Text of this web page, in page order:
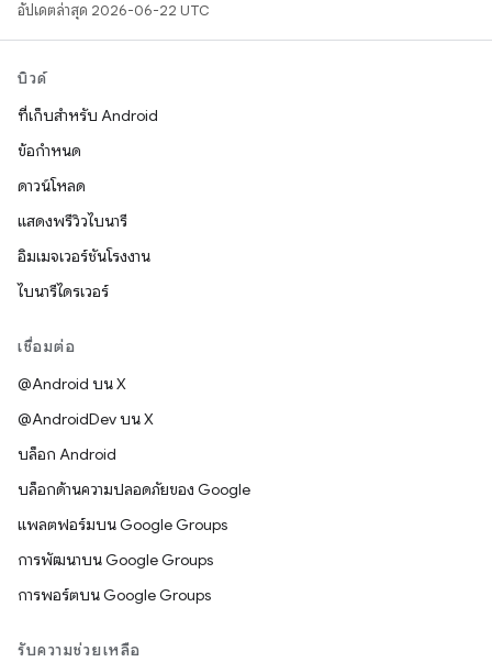
อัปเดตล่าสุด 2026-06-22 UTC
บิวด์
ที่เก็บสำหรับ Android
ข้อกำหนด
ดาวน์โหลด
แสดงพรีวิวไบนารี
อิมเมจเวอร์ชันโรงงาน
ไบนารีไดรเวอร์
เชื่อมต่อ
@Android บน X
@AndroidDev บน X
บล็อก Android
บล็อกด้านความปลอดภัยของ Google
แพลตฟอร์มบน Google Groups
การพัฒนาบน Google Groups
การพอร์ตบน Google Groups
รับความช่วยเหลือ